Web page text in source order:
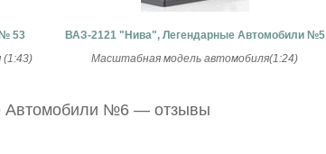
53
ВАЗ-2121 "Нива", Легендарные Автомобили №5
Масштабная модель автомобиля(1:24)
Автомобили №6 — отзывы